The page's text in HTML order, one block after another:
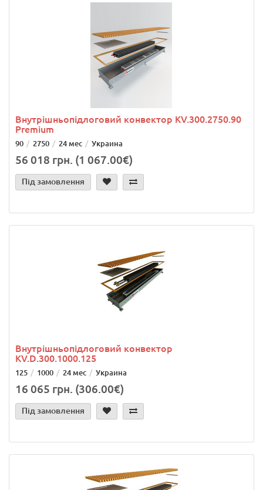
Внутрішньопідлоговий конвектор KV.300.2750.90
Premium
90 2750 24 мес Украина
56 018 грн. (1 067.00€)
Під замовлення
Внутрішньопідлоговий конвектор
KV.D.300.1000.125
125 1000 24 мес Украина
16 065 грн. (306.00€)
Під замовлення